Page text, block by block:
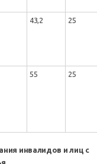
43,2 25
55 25
инвалидов и лиц с